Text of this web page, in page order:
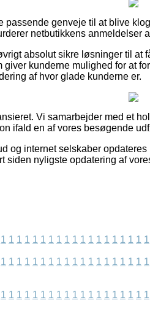
passende genveje til at blive
netbutikkens anmeldelser
absolut sikre løsninger til
giver kunderne mulighed for at
af hvor glade kunderne er.
Vi samarbejder med et
ifald en af vores besøgende
og internet selskaber
siden nyligste opdatering af
1 1 1 1 1 1 1 1 1 1 1 1 1 1 1 1 1 1 1
1 1 1 1 1 1 1 1 1 1 1 1 1 1 1 1 1 1 1
1 1 1 1 1 1 1 1 1 1 1 1 1 1 1 1 1 1 1